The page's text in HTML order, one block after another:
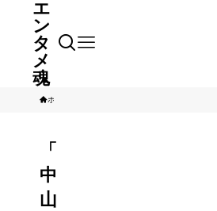
エ
ン
タ
メ
魂
ホーム
「
中
山